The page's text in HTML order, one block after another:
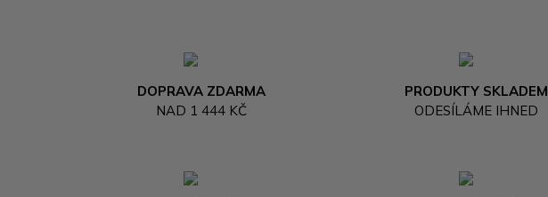
DOPRAVA ZDARMA
NAD 1 444 KČ
PRODUKTY SKLADEM
ODESÍLÁME IHNED